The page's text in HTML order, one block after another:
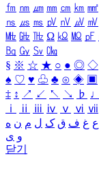
㎙ ㎚ ㎛ ㎜ ㎝ ㎞ ㎟
㎱ ㎲ ㎳ ㎴ ㎵ ㎶ ㎷
㎒ ㎓ ㎔ Ω ㏀ ㏁ ㎊
㏃ ㏉ ㏜ ㏆
§ ※ ☆ ★ ○ ● ◎ ◇
♠ ♡ ♥ ♧ ♣ ⊙ ◈ ▣
‡ ↕ ↗ ↙ ↖ ↘ ♭ ♩
ⅰ
ⅱ ⅲ ⅳ ⅴ ⅵ ⅶ
ع غ ف ق ک ل م ن ه
و ی
닫기